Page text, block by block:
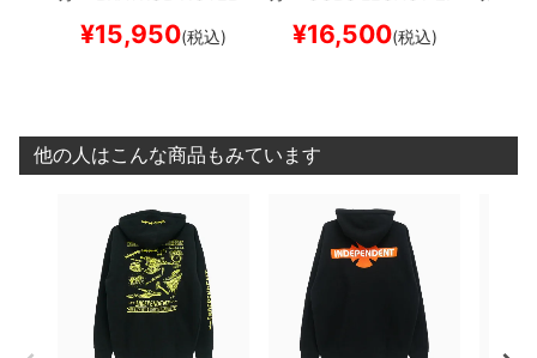
トボード スケボー
¥15,950(税込)
ド スケボー
¥16,500(税込)
他の人はこんな商品もみています